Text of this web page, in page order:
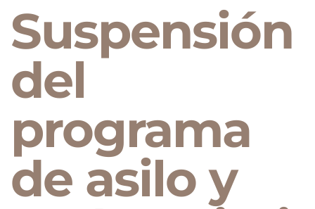
Suspensión
del
programa
de asilo y